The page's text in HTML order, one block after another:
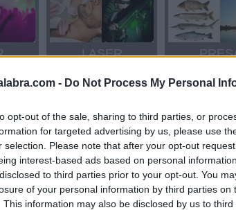
- Do Not Process My Personal
opt-out of the sale, sharing to third parties, or
for targeted advertising by us, please use
selection. Please note that after your opt-out
interest-based ads based on personal
to third parties prior to your opt-out. You
of your personal information by third parties on
This information may also be disclosed by us to
LASER
TE TE